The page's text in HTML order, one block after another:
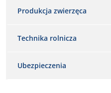
Produkcja zwierzęca
Technika rolnicza
Ubezpieczenia